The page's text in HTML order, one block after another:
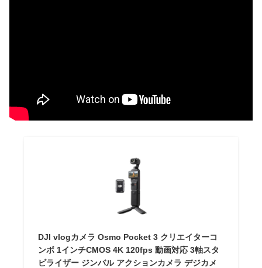
DJI vlogカメラ Osmo Pocket 3 クリエイターコ
ンボ 1インチCMOS 4K 120fps 動画対応 3軸スタ
ビライザー ジンバル アクションカメラ デジカメ